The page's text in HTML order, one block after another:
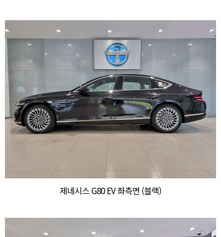
제네시스 G80 EV 좌측면 (블랙)